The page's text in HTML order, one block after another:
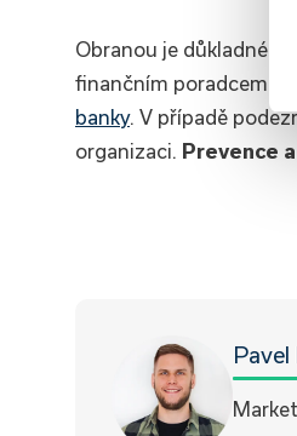
Obranou je důkladné
finančním poradcem
banky. V případě
organizaci. Prevence
Pavel